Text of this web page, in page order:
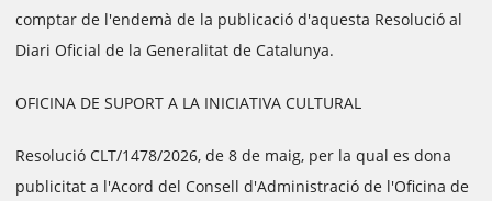
comptar de l'endemà de la publicació d'aquesta Resolució al
Diari Oficial de la Generalitat de Catalunya.
OFICINA DE SUPORT A LA INICIATIVA CULTURAL
Resolució CLT/1478/2026, de 8 de maig, per la qual es dona
publicitat a l'Acord del Consell d'Administració de l'Oficina de